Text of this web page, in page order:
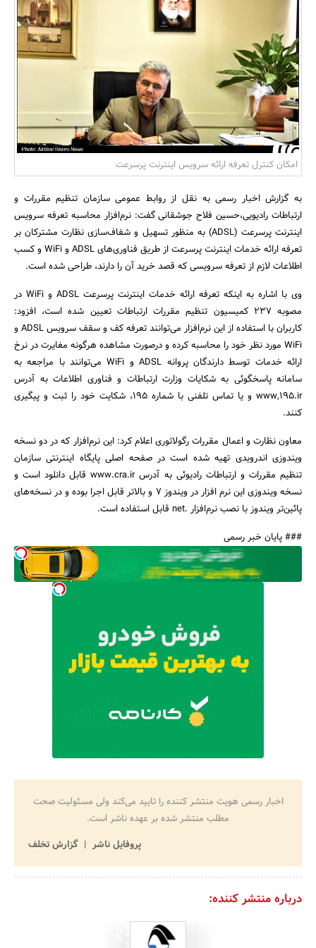
بانک، بیمه و سرمایه
مسکن و ساختمان
امکان کنترل تعرفه ارائه سرویس اینترنت پرسرعت
به گزارش اخبار رسمی به نقل از روابط عمومی سازمان تنظیم مقررات و
ارتباطات رادیویی،حسین فلاح جوشقانی گفت: نرم‌افزار محاسبه تعرفه سرویس
اینترنت پرسرعت (ADSL) به منظور تسهیل و شفاف‌سازی نظارت مشترکان بر
تعرفه ارائه خدمات اینترنت پرسرعت از طریق فناوری‌های ADSL و WiFi و کسب
اطلاعات لازم از تعرفه سرویسی که قصد خرید آن را دارند، طراحی شده است.
وی با اشاره به اینکه تعرفه ارائه خدمات اینترنت پرسرعت ADSL و WiFi در
مصوبه 237 کمیسیون تنظیم مقررات ارتباطات تعیین شده است، افزود:
کاربران با استفاده از این نرم‌افزار می‌توانند تعرفه کف و سقف سرویس ADSL و
WiFi مورد نظر خود را محاسبه کرده و درصورت مشاهده هرگونه مغایرت در نرخ
ارائه خدمات توسط دارندگان پروانه ADSL و WiFi می‌توانند با مراجعه به
سامانه پاسخگوئی به شکایات وزارت ارتباطات و فناوری اطلاعات به آدرس
www,195.ir و یا تماس تلفنی با شماره 195، شکایت خود را ثبت و پیگیری
کنند.
معاون نظارت و اعمال مقررات رگولاتوری اعلام کرد: این نرم‌افزار که در دو نسخه
ویندوزی اندرویدی تهیه شده است در صفحه اصلی پایگاه اینترنتی سازمان
تنظیم مقررات و ارتباطات رادیوئی به آدرس www.cra.ir قابل دانلود است و
نسخه ویندوزی این نرم افزار در ویندوز 7 و بالاتر قابل اجرا بوده و در نسخه‌های
پائین‌تر ویندوز با نصب نرم‌افزار .net قابل استفاده است.
### پایان خبر رسمی
اخبار رسمی هویت منتشر کننده را تایید می‌کند ولی مسئولیت صحت
مطلب منتشر شده بر عهده ناشر است.
پروفایل ناشر
گزارش تخلف
درباره منتشر کننده: